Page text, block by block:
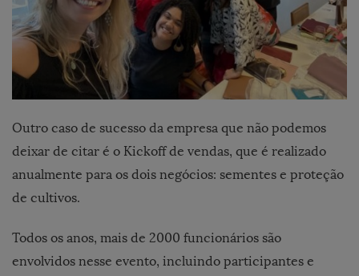
Outro caso de sucesso da empresa que não podemos
deixar de citar é o Kickoff de vendas, que é realizado
anualmente para os dois negócios: sementes e proteção
de cultivos.
Todos os anos, mais de 2000 funcionários são
envolvidos nesse evento, incluindo participantes e